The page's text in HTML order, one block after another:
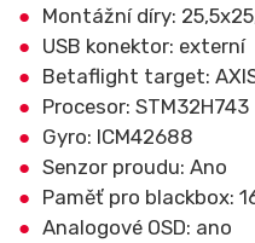
Montážní díry:
USB konektor: externí
Betaflight target:
Procesor: STM32H743
Gyro: ICM42688
Senzor proudu: Ano
Paměť pro blackbox:
Analogové OSD: ano